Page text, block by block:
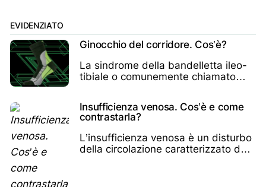
EVIDENZIATO
Ginocchio del corridore. Cos’è?
La sindrome della bandelletta ileo-
tibiale o comunemente chiamato
compartimento esterno del
ginocchio.
Insufficienza venosa. Cos’è e come
contrastarla?
L’insufficienza venosa è un disturbo
della circolazione caratterizzato da